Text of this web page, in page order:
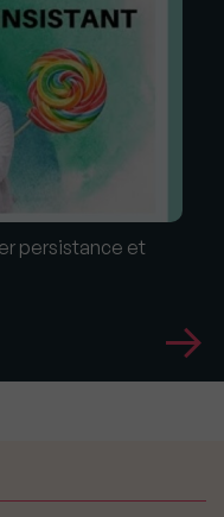
persistance et